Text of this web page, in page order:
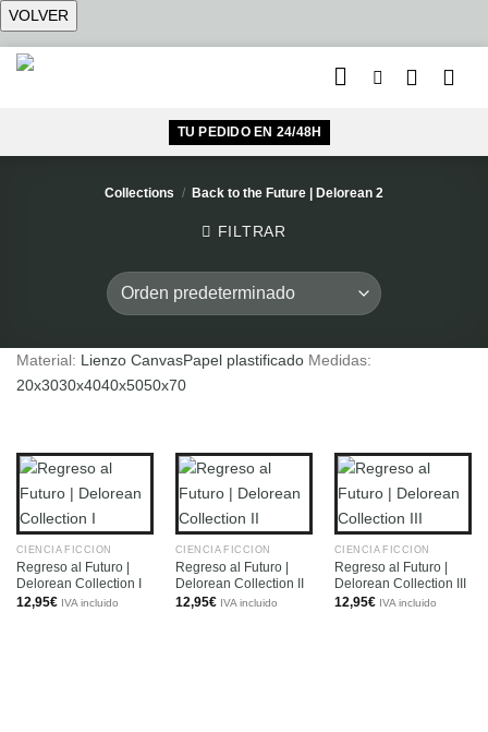
Saltar
TU PEDIDO EN 24/48H
Collections / Back to the Future | Delorean 2
FILTRAR
Material: Lienzo CanvasPapel plastificado Medidas:
20x3030x4040x5050x70
CIENCIA FICCIÓN
Regreso al Futuro |
Delorean Collection I
12,95€ IVA incluido
CIENCIA FICCIÓN
Regreso al Futuro |
Delorean Collection II
12,95€ IVA incluido
CIENCIA FICCIÓN
Regreso al Futuro |
Delorean Collection III
12,95€ IVA incluido